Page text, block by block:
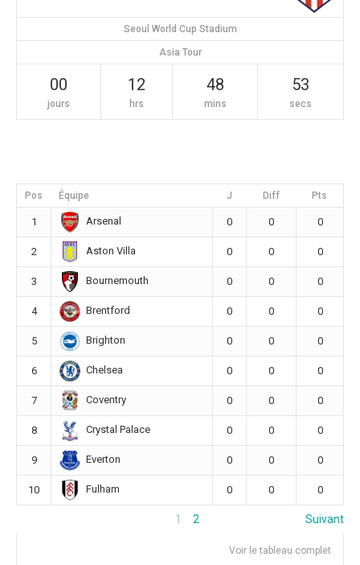
Seoul World Cup Stadium
Asia Tour
00
jours
12
hrs
48
mins
53
secs
Pos Équipe J Diff Pts
1 Arsenal 0 0 0
2 Aston Villa 0 0 0
3 Bournemouth 0 0 0
4 Brentford 0 0 0
5 Brighton 0 0 0
6 Chelsea 0 0 0
7 Coventry 0 0 0
8 Crystal Palace 0 0 0
9 Everton 0 0 0
10 Fulham 0 0 0
1 2 Suivant
Voir le tableau complet